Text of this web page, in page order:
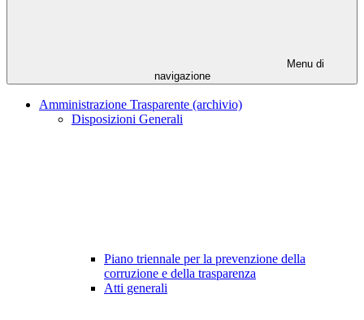
Menu di
navigazione
Amministrazione Trasparente (archivio)
Disposizioni Generali
Piano triennale per la prevenzione della
corruzione e della trasparenza
Atti generali